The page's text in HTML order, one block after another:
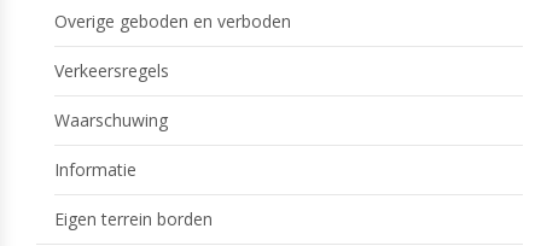
Overige geboden en verboden
Verkeersregels
Waarschuwing
Informatie
Eigen terrein borden